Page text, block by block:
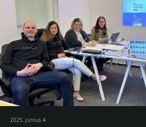
2025. június 4.